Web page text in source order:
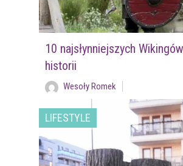
10 najsłynniejszych
historii
Wesoły Romek
LIFESTYLE